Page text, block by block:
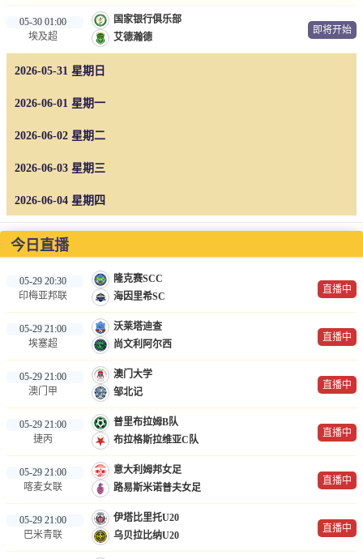
中超
篮球录像
新闻
足球新闻
篮球新闻
体育词条
05-30 01:00
埃及超
国家银行俱乐部
艾德瀚德
即将开始
2026-05-31 星期日
2026-06-01 星期一
2026-06-02 星期二
2026-06-03 星期三
2026-06-04 星期四
今日直播
05-29 20:30
印梅亚邦联
隆克赛SCC
海因里希SC
直播中
05-29 21:00
埃塞超
沃莱塔迪查
尚文利阿尔西
直播中
05-29 21:00
澳门甲
澳门大学
邹北记
直播中
05-29 21:00
捷丙
普里布拉姆B队
布拉格斯拉维亚C队
直播中
05-29 21:00
喀麦女联
意大利姆邦女足
路易斯米诺普夫女足
直播中
05-29 21:00
巴米青联
伊塔比里托U20
乌贝拉比纳U20
直播中